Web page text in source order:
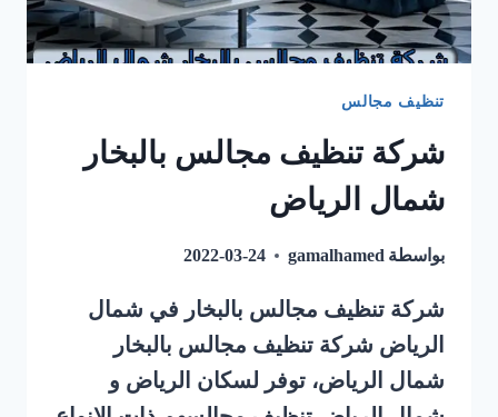
تنظيف مجالس
شركة تنظيف مجالس بالبخار
شمال الرياض
بواسطة gamalhamed
2022-03-24
شركة تنظيف مجالس بالبخار في شمال
الرياض شركة تنظيف مجالس بالبخار
شمال الرياض، توفر لسكان الرياض و